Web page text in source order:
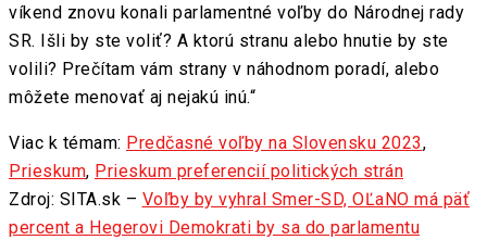
víkend znovu konali parlamentné voľby do Národnej rady
SR. Išli by ste voliť? A ktorú stranu alebo hnutie by ste
volili? Prečítam vám strany v náhodnom poradí, alebo
môžete menovať aj nejakú inú.“
Viac k témam: Predčasné voľby na Slovensku 2023,
Prieskum, Prieskum preferencií politických strán
Zdroj: SITA.sk – Voľby by vyhral Smer-SD, OĽaNO má päť
percent a Hegerovi Demokrati by sa do parlamentu